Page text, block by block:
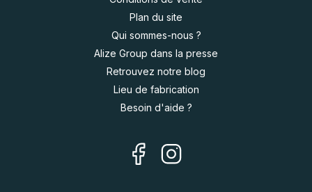
Plan du site
Qui sommes-nous ?
Alize Group dans la presse
Retrouvez notre blog
Lieu de fabrication
Besoin d'aide ?